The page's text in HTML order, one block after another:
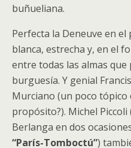
buñueliana.
Perfecta la Deneuve en
blanca, estrecha y, en el
entre todas las almas
burguesía. Y genial
Murciano (un poco tópico
propósito?). Michel
Berlanga en dos
“París-Tomboctú”)